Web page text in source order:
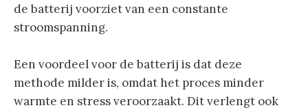
de batterij voorziet van een constante
stroomspanning.
Een voordeel voor de batterij is dat deze
methode milder is, omdat het proces minder
warmte en stress veroorzaakt. Dit verlengt ook